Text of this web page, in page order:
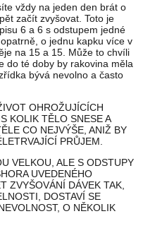
vždy na jeden den brát o
začít zvyšovat. Toto je
6 a 6 s odstupem jedné
o jednu kapku více v
na 15 a 15. Může to chvíli
do té doby by rakovina měla
bývá nevolno a často
OHROŽUJÍCÍCH
KOLIK TĚLO SNESE A
CO NEJVÝŠE, ANIŽ BY
PRŮJEM.
VELKOU, ALE S ODSTUPY
UVEDENÉHO
ZVYŠOVÁNÍ DÁVEK TAK,
DOSTAVÍ SE
O NĚKOLIK